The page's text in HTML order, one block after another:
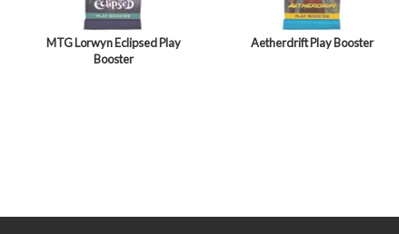
MTG Lorwyn Eclipsed Play
Booster
Aetherdrift Play Booster